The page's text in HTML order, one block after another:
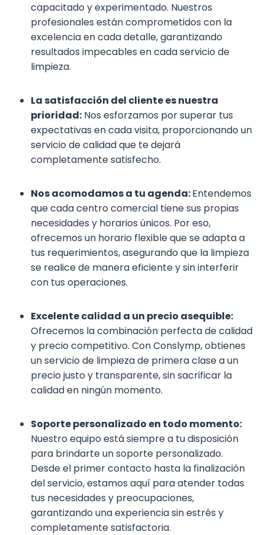
capacitado y experimentado. Nuestros
profesionales están comprometidos con la
excelencia en cada detalle, garantizando
resultados impecables en cada servicio de
limpieza.
La satisfacción del cliente es nuestra
prioridad: Nos esforzamos por superar tus
expectativas en cada visita, proporcionando un
servicio de calidad que te dejará
completamente satisfecho.
Nos acomodamos a tu agenda:Entendemos
que cada centro comercial tiene sus propias
necesidades y horarios únicos. Por eso,
ofrecemos un horario flexible que se adapta a
tus requerimientos, asegurando que la limpieza
se realice de manera eficiente y sin interferir
con tus operaciones.
Excelente calidad a un precio asequible:
Ofrecemos la combinación perfecta de calidad
y precio competitivo. Con Conslymp, obtienes
un servicio de limpieza de primera clase a un
precio justo y transparente, sin sacrificar la
calidad en ningún momento.
Soporte personalizado en todo momento:
Nuestro equipo está siempre a tu disposición
para brindarte un soporte personalizado.
Desde el primer contacto hasta la finalización
del servicio, estamos aquí para atender todas
tus necesidades y preocupaciones,
garantizando una experiencia sin estrés y
completamente satisfactoria.